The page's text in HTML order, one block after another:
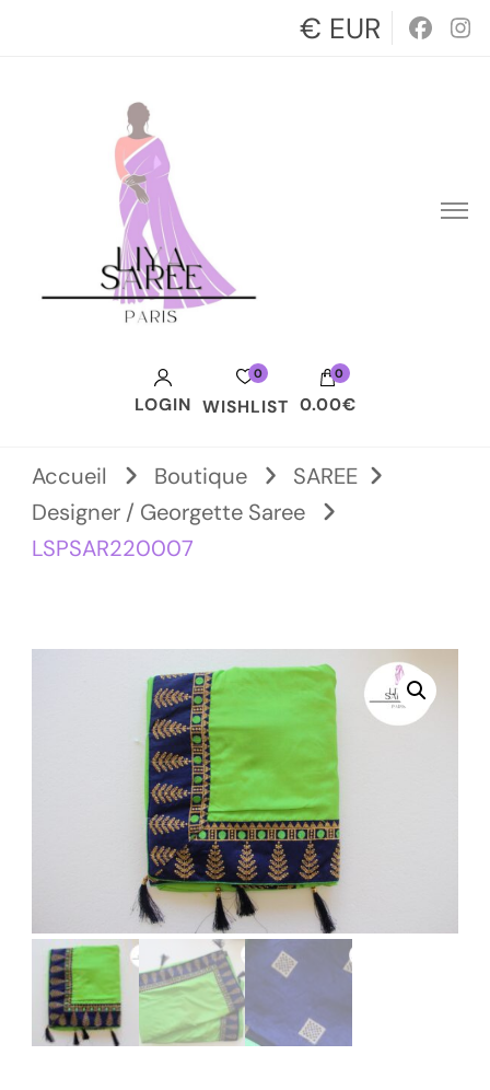
€ EUR
LOGIN
0
WISHLIST
0
0.00€
Votre panier est vide.
Accueil Boutique
SAREE
Designer / Georgette Saree
LSPSAR220007